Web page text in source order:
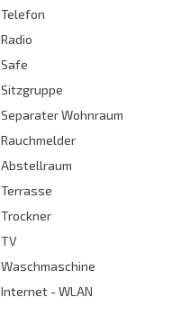
Telefon
Radio
Safe
Sitzgruppe
Separater Wohnraum
Rauchmelder
Abstellraum
Terrasse
Trockner
TV
Waschmaschine
Internet - WLAN